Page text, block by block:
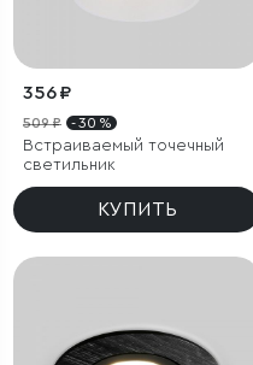
356 ₽
509 ₽ - 30 %
Встраиваемый точечный
светильник
КУПИТЬ